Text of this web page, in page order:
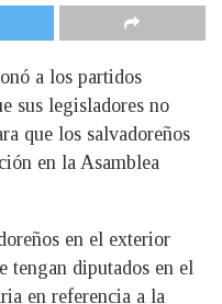
a los partidos
sus legisladores no
que los salvadoreños
en la Asamblea
en el exterior
tengan diputados en el
en referencia a la